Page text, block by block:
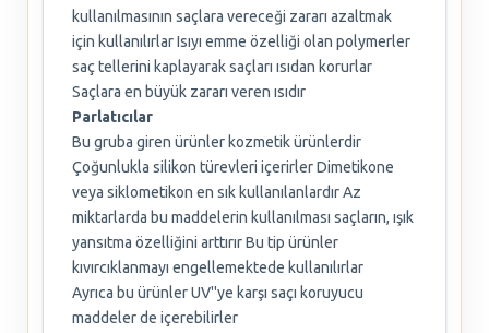
kullanılmasının saçlara vereceği zararı azaltmak
için kullanılırlar Isıyı emme özelliği olan polymerler
saç tellerini kaplayarak saçları ısıdan korurlar
Saçlara en büyük zararı veren ısıdır
Parlatıcılar
Bu gruba giren ürünler kozmetik ürünlerdir
Çoğunlukla silikon türevleri içerirler Dimetikone
veya siklometikon en sık kullanılanlardır Az
miktarlarda bu maddelerin kullanılması saçların, ışık
yansıtma özelliğini arttırır Bu tip ürünler
kıvırcıklanmayı engellemektede kullanılırlar
Ayrıca bu ürünler UV''ye karşı saçı koruyucu
maddeler de içerebilirler